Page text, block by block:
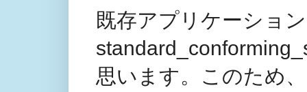
既存アプリケーショ
思います。このため